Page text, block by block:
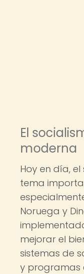
El
moderna
Hoy en día,
tema
Noruega y
mejorar el
sistemas de
y programas